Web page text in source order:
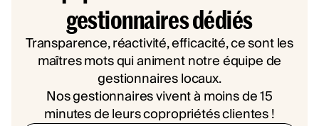
gestionnaires dédiés
Transparence, réactivité, efficacité, ce sont les
maîtres mots qui animent notre équipe de
gestionnaires locaux.
Nos gestionnaires vivent à moins de 15
minutes de leurs copropriétés clientes !